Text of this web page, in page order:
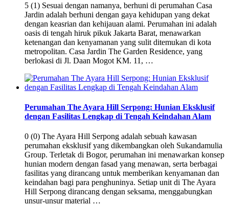
5 (1) Sesuai dengan namanya, berhuni di perumahan Casa
Jardin adalah berhuni dengan gaya kehidupan yang dekat
dengan keasrian dan kehijauan alami. Perumahan ini adalah
oasis di tengah hiruk pikuk Jakarta Barat, menawarkan
ketenangan dan kenyamanan yang sulit ditemukan di kota
metropolitan. Casa Jardin The Garden Residence, yang
berlokasi di Jl. Daan Mogot KM. 11, …
Perumahan The Ayara Hill Serpong: Hunian Eksklusif
dengan Fasilitas Lengkap di Tengah Keindahan Alam
0 (0) The Ayara Hill Serpong adalah sebuah kawasan
perumahan eksklusif yang dikembangkan oleh Sukandamulia
Group. Terletak di Bogor, perumahan ini menawarkan konsep
hunian modern dengan fasad yang menawan, serta berbagai
fasilitas yang dirancang untuk memberikan kenyamanan dan
keindahan bagi para penghuninya. Setiap unit di The Ayara
Hill Serpong dirancang dengan seksama, menggabungkan
unsur-unsur material …